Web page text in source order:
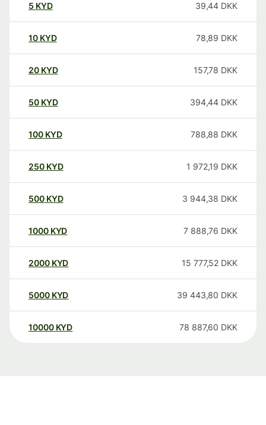
5 KYD 39,44 DKK
10 KYD 78,89 DKK
20 KYD 157,78 DKK
50 KYD 394,44 DKK
100 KYD 788,88 DKK
250 KYD 1 972,19 DKK
500 KYD 3 944,38 DKK
1000 KYD 7 888,76 DKK
2000 KYD 15 777,52 DKK
5000 KYD 39 443,80 DKK
10000 KYD 78 887,60 DKK